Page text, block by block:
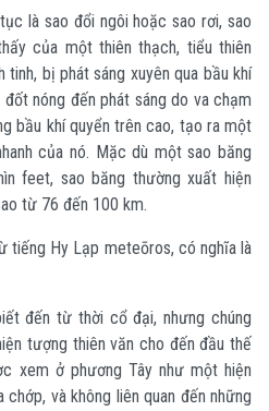
là sao đổi ngôi hoặc sao rơi, sao
của một thiên thạch, tiểu thiên
tinh, bị phát sáng xuyên qua bầu khí
nóng đến phát sáng do va chạm
bầu khí quyển trên cao, tạo ra một
của nó. Mặc dù một sao băng
feet, sao băng thường xuất hiện
từ 76 đến 100 km.
tiếng Hy Lạp meteōros, có nghĩa là
đến từ thời cổ đại, nhưng chúng
tượng thiên văn cho đến đầu thế
xem ở phương Tây như một hiện
và không liên quan đến những